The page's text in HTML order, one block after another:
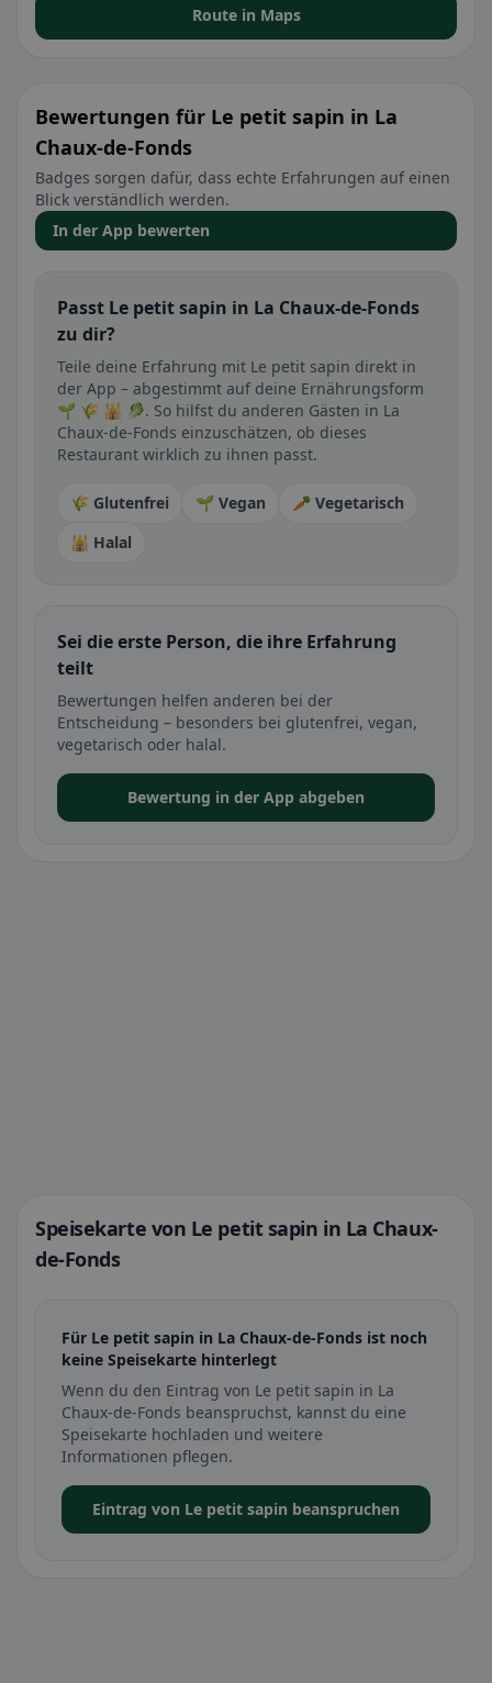
Route in Maps
Bewertungen für Le petit sapin in La
Chaux-de-Fonds
Badges sorgen dafür, dass echte Erfahrungen auf einen
Blick verständlich werden.
In der App bewerten
Passt Le petit sapin in La Chaux-de-Fonds
zu dir?
Teile deine Erfahrung mit Le petit sapin direkt in
der App – abgestimmt auf deine Ernährungsform
🌱 🌾 🕌 🥬. So hilfst du anderen Gästen in La
Chaux-de-Fonds einzuschätzen, ob dieses
Restaurant wirklich zu ihnen passt.
🌾 Glutenfrei 🌱 Vegan
🥕 Vegetarisch
🕌 Halal
Sei die erste Person, die ihre Erfahrung
teilt
Bewertungen helfen anderen bei der
Entscheidung – besonders bei glutenfrei, vegan,
vegetarisch oder halal.
Bewertung in der App abgeben
Speisekarte von Le petit sapin in La Chaux-
de-Fonds
Für Le petit sapin in La Chaux-de-Fonds ist noch
keine Speisekarte hinterlegt
Wenn du den Eintrag von Le petit sapin in La
Chaux-de-Fonds beanspruchst, kannst du eine
Speisekarte hochladen und weitere
Informationen pflegen.
Eintrag von Le petit sapin beanspruchen